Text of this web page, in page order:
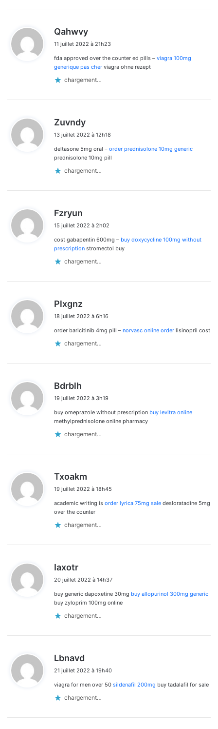
Qahwvy
t
:
11 juillet 2022 à 21h23
fda approved over the counter ed pills – viagra 100mg
generique pas cher viagra ohne rezept
chargement…
Zuvndy
t
:
13 juillet 2022 à 12h18
deltasone 5mg oral – order prednisolone 10mg generic
prednisolone 10mg pill
chargement…
Fzryun
t
:
15 juillet 2022 à 2h02
cost gabapentin 600mg – buy doxycycline 100mg without
prescription stromectol buy
chargement…
Plxgnz
t
18 juillet 2022 à 6h16
order baricitinib 4mg pill – norvasc online order lisinopril cost
chargement…
Bdrblh
t
:
19 juillet 2022 à 3h19
buy omeprazole without prescription buy levitra online
methylprednisolone online pharmacy
chargement…
Txoakm
t
:
19 juillet 2022 à 18h45
academic writing is order lyrica 75mg sale desloratadine 5mg
over the counter
chargement…
Iaxotr
t
:
20 juillet 2022 à 14h37
buy generic dapoxetine 30mg buy allopurinol 300mg generic
buy zyloprim 100mg online
chargement…
Lbnavd
t
21 juillet 2022 à 19h40
viagra for men over 50 sildenafil 200mg buy tadalafil for sale
chargement…